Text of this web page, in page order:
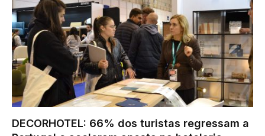
DECORHOTEL: 66% dos turistas regressam a